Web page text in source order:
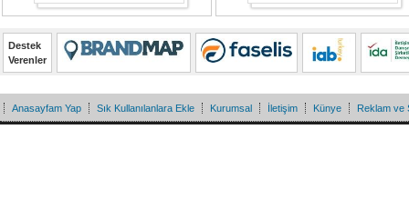
Destek
Verenler
Anasayfam Yap Sık Kullanılanlara Ekle Kurumsal İletişim Künye Reklam ve